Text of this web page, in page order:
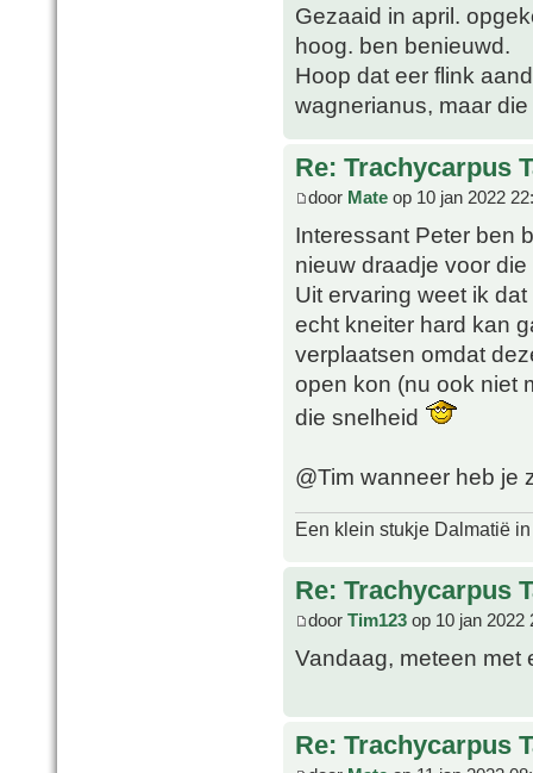
Gezaaid in april.
hoog. ben benieuwd.
Hoop dat eer flink
wagnerianus, maar
Re: Trachycarpus
door Mate op 10 jan 2022
Interessant Peter ben
nieuw draadje voor
Uit ervaring weet ik
echt kneiter hard kan
verplaatsen omdat
open kon (nu ook niet
die snelheid
@Tim wanneer heb je
Een klein stukje Dalmatië
Re: Trachycarpus
door Tim123 op 10 jan 2022
Vandaag, meteen
Re: Trachycarpus